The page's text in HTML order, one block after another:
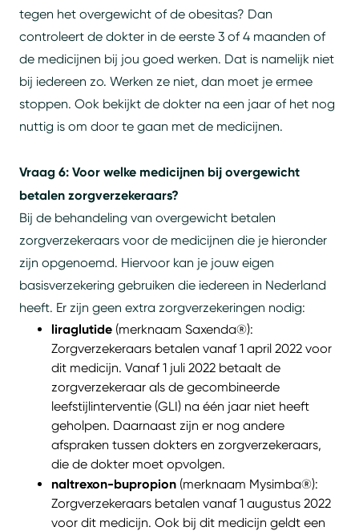
tegen het overgewicht of de obesitas? Dan
controleert de dokter in de eerste 3 of 4 maanden of
de medicijnen bij jou goed werken. Dat is namelijk niet
bij iedereen zo. Werken ze niet, dan moet je ermee
stoppen. Ook bekijkt de dokter na een jaar of het nog
nuttig is om door te gaan met de medicijnen.
Vraag 6: Voor welke medicijnen bij overgewicht
betalen zorgverzekeraars?
Bij de behandeling van overgewicht betalen
zorgverzekeraars voor de medicijnen die je hieronder
zijn opgenoemd. Hiervoor kan je jouw eigen
basisverzekering gebruiken die iedereen in Nederland
heeft. Er zijn geen extra zorgverzekeringen nodig:
liraglutide (merknaam Saxenda®):
Zorgverzekeraars betalen vanaf 1 april 2022 voor
dit medicijn. Vanaf 1 juli 2022 betaalt de
zorgverzekeraar als de gecombineerde
leefstijlinterventie (GLI) na één jaar niet heeft
geholpen. Daarnaast zijn er nog andere
afspraken tussen dokters en zorgverzekeraars,
die de dokter moet opvolgen.
naltrexon-bupropion (merknaam Mysimba®):
Zorgverzekeraars betalen vanaf 1 augustus 2022
voor dit medicijn. Ook bij dit medicijn geldt een